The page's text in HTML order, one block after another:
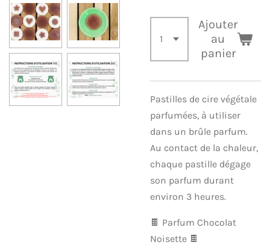
Ajouter
au
panier
Pastilles de cire végétale
parfumées, à utiliser
dans un brûle parfum.
Au contact de la chaleur,
chaque pastille dégage
son parfum durant
environ 3 heures.
🍫 Parfum Chocolat
Noisette 🍫